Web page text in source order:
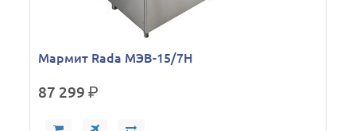
Мармит Rada МЭВ-15/7Н
87 299р.